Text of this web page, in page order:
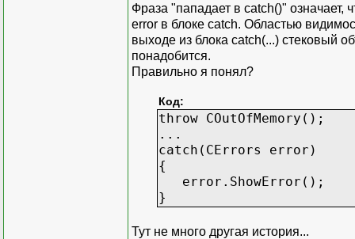
Фраза "пападает в catch()" означает,
error в блоке catch. Областью
выходе из блока catch(...) стековый
понадобится.
Правильно я понял?
Код:
throw COutOfMemory();
...
catch(CErrors error)
{
error.ShowError();
}
Тут не много другая история...